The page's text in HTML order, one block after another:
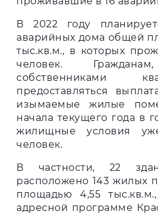
В 2022 году
аварийных дома общей
тыс.кв.м., в которых
человек.
собственниками
предоставляться
изымаемые жилые
начала текущего года в
жилищные условия
человек.
В частности, 22
расположено 143 жилых
площадью 4,55
адресной программе